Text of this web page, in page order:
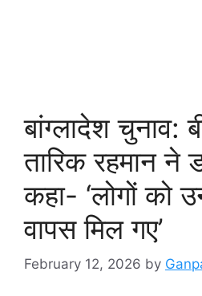
बांग्लादेश चुनाव:
तारिक रहमान ने
कहा- ‘लोगों को
वापस मिल गए’
February 12, 2026 by